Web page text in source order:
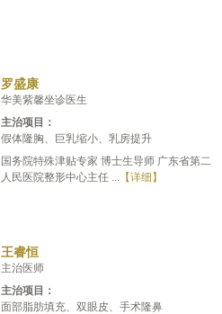
罗盛康
华美紫馨坐诊医生
主治项目：
假体隆胸、巨乳缩小、乳房提升
国务院特殊津贴专家 博士生导师 广东省第二
人民医院整形中心主任 ... 【详细】
王睿恒
主治医师
主治项目：
面部脂肪填充、双眼皮、手术隆鼻